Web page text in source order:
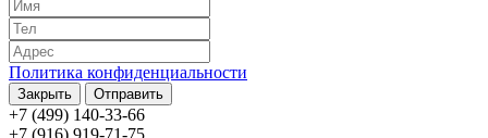
Политика конфиденциальности
Закрыть Отправить
+7 (499) 140-33-66
+7 (916) 919-71-75